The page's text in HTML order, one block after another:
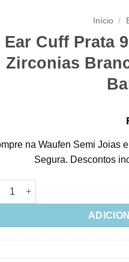
Início /
Ear Cuff Prata
Zirconias
na Waufen Semi Joias
Segura. Descontos
Cuff Prata 925 Luxuoso